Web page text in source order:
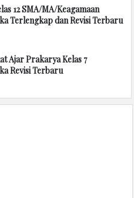
12 SMA/MA/Keagamaan
Terlengkap dan Revisi Terbaru
Ajar Prakarya Kelas 7
Revisi Terbaru